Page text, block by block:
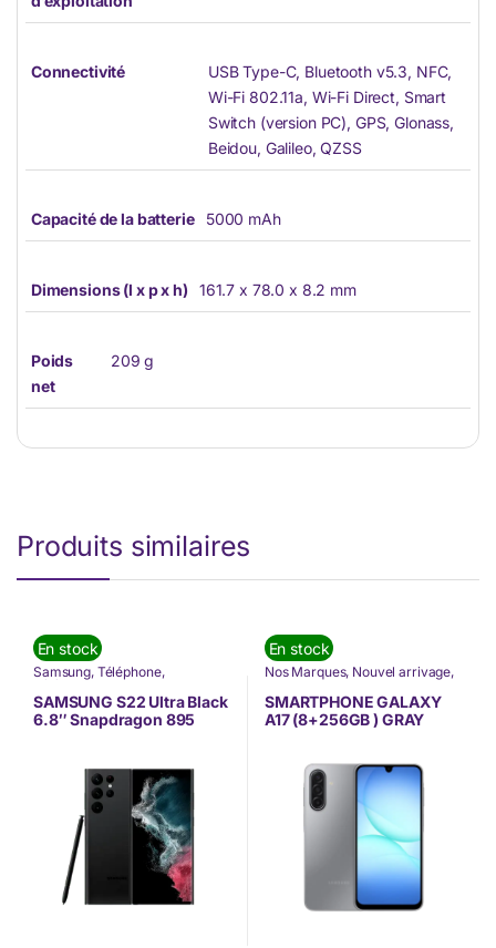
Connectivité
USB Type-C, Bluetooth v5.3, NFC,
Wi-Fi 802.11a, Wi-Fi Direct, Smart
Switch (version PC), GPS, Glonass,
Beidou, Galileo, QZSS
Capacité de la batterie 5000 mAh
Dimensions (l x p x h) 161.7 x 78.0 x 8.2 mm
Poids
net
209 g
Produits similaires
En stock
Samsung, Téléphone,
Téléphonie & Tablette
SAMSUNG S22 Ultra Black
6.8″ Snapdragon 895
En stock
Nos Marques, Nouvel arrivage,
Samsung,
Téléphone,TÉLÉPHONIE,
Téléphonie & Tablette
SMARTPHONE GALAXY
A17 (8+256GB ) GRAY